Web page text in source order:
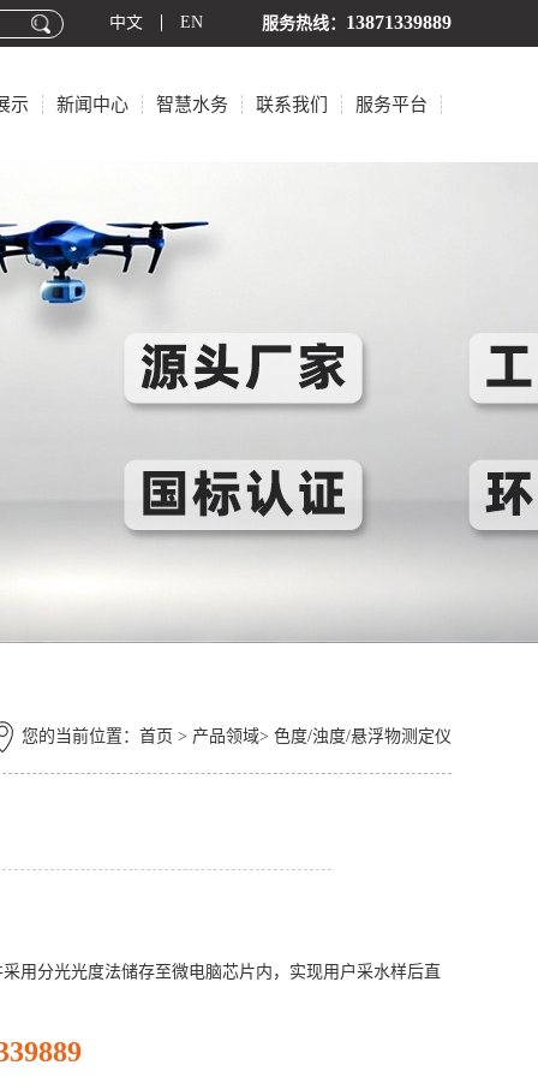
中文 EN 服务热线： 13871339889
示 新闻中心 智慧水务 联系我们 服务平台
您的当前位置： 首页 > 产品领域> 色度/浊度/悬浮物测定仪
用分光光度法储存至微电脑芯片内，实现用户采水样后直